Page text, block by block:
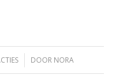
DOOR NORA